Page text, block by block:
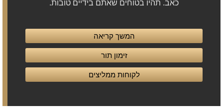
כאב. תהיו בטוחים שאתם בידיים טובות.
המשך קריאה
זימון תור
לקוחות ממליצים